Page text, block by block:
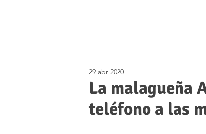
La malagueña
teléfono a las
29 abr 2020